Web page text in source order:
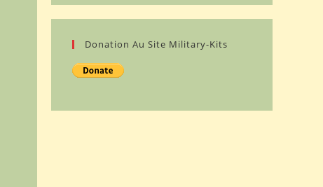
Donation Au Site Military-Kits